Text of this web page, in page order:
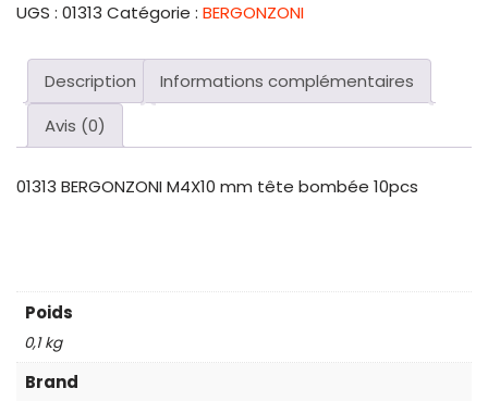
UGS : 01313 Catégorie : BERGONZONI
Description
Informations complémentaires
Avis (0)
01313 BERGONZONI M4X10 mm tête bombée 10pcs
Poids
0,1 kg
Brand